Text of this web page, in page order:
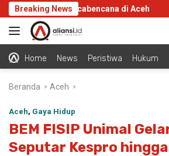
Langsung
ke
konten
Breaking News
Pascabencana di Aceh
Home News Peristiwa Hukum
Beranda Aceh
Aceh, Gaya Hidup
BEM FISIP Unimal
Seputar Kespro